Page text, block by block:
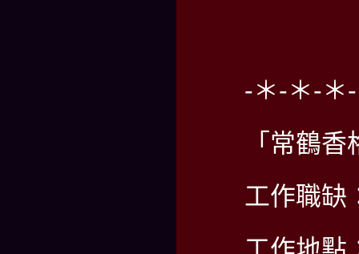
-＊-＊-＊
「常鶴
工作職缺